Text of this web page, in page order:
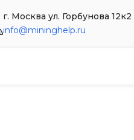
г. Москва ул. Горбунова 12к2
info@mininghelp.ru